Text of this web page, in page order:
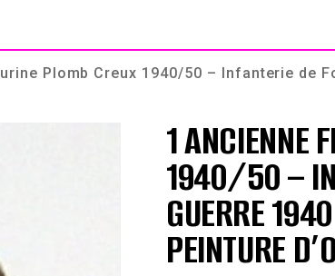
Plomb Creux 1940/50 – Infanterie de
1 ANCIENNE
1940/50 –
GUERRE
PEINTURE